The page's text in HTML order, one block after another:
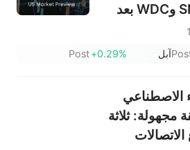
تراجعت أسهم SNDK وWDC بعد
مع تأكيد
وحدات
مع بدء أول
اليوم
آبل +0.29%
Post
الاصطناعي
مجهولة: ثلاثة